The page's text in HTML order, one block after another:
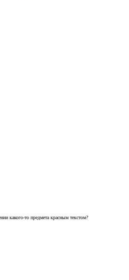
какого-то предмета красным текстом?